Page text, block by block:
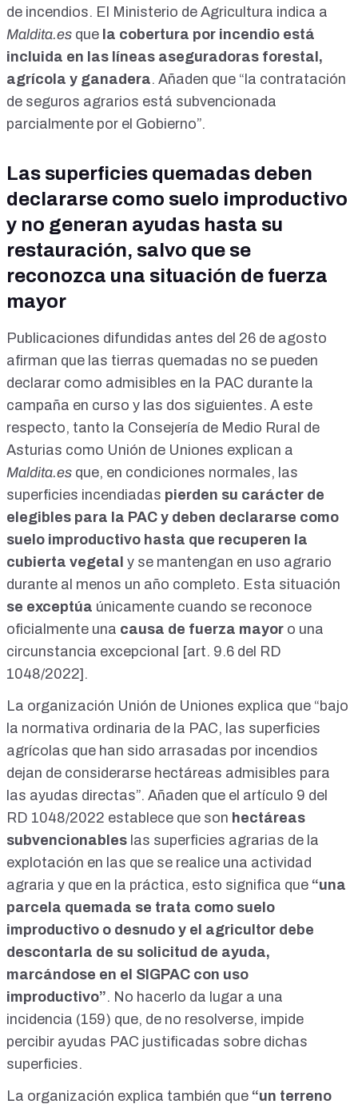
de incendios. El Ministerio de Agricultura indica a
Maldita.es que la cobertura por incendio está
incluida en las líneas aseguradoras forestal,
agrícola y ganadera. Añaden que “la contratación
de seguros agrarios está subvencionada
parcialmente por el Gobierno”.
Las superficies quemadas deben
declararse como suelo improductivo
y no generan ayudas hasta su
restauración, salvo que se
reconozca una situación de fuerza
mayor
Publicaciones difundidas antes del 26 de agosto
afirman que las tierras quemadas no se pueden
declarar como admisibles en la PAC durante la
campaña en curso y las dos siguientes. A este
respecto, tanto la Consejería de Medio Rural de
Asturias como Unión de Uniones explican a
Maldita.es que, en condiciones normales, las
superficies incendiadas pierden su carácter de
elegibles para la PAC y deben declararse como
suelo improductivo hasta que recuperen la
cubierta vegetal y se mantengan en uso agrario
durante al menos un año completo. Esta situación
se exceptúa únicamente cuando se reconoce
oficialmente una causa de fuerza mayor o una
circunstancia excepcional [art. 9.6 del RD
1048/2022].
La organización Unión de Uniones explica que “bajo
la normativa ordinaria de la PAC, las superficies
agrícolas que han sido arrasadas por incendios
dejan de considerarse hectáreas admisibles para
las ayudas directas”. Añaden que el artículo 9 del
RD 1048/2022 establece que son hectáreas
subvencionables las superficies agrarias de la
explotación en las que se realice una actividad
agraria y que en la práctica, esto significa que “una
parcela quemada se trata como suelo
improductivo o desnudo y el agricultor debe
descontarla de su solicitud de ayuda,
marcándose en el SIGPAC con uso
improductivo”. No hacerlo da lugar a una
incidencia (159) que, de no resolverse, impide
percibir ayudas PAC justificadas sobre dichas
superficies.
La organización explica también que “un terreno